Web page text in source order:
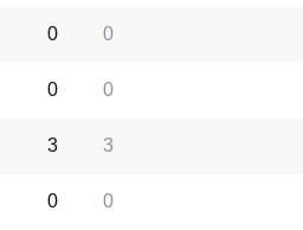
0
0
0
0
3
3
0
0